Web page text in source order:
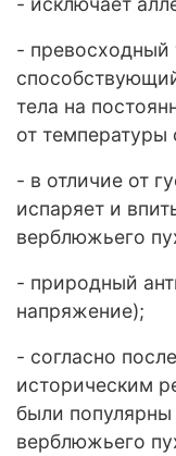
- превосходный
тела на
от температуры
- в отличие от
испаряет и
верблюжьего
- природный
напряжение);
- согласно
историческим
были
верблюжьего